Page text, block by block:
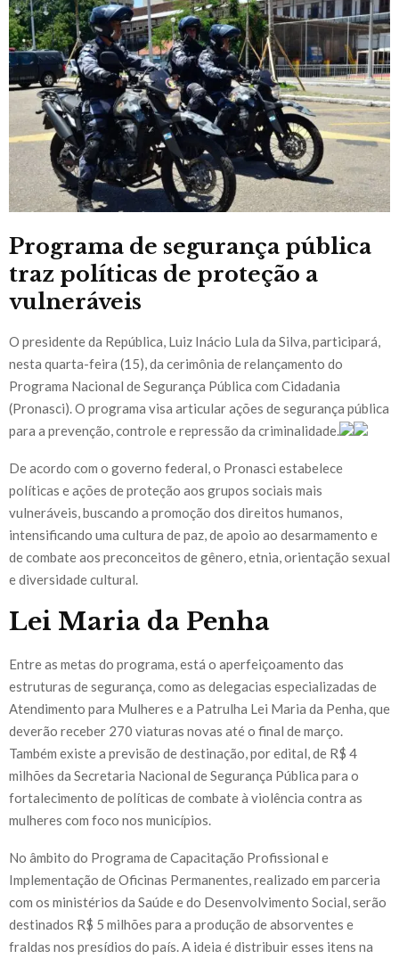
Programa de segurança pública
traz políticas de proteção a
vulneráveis
O presidente da República, Luiz Inácio Lula da Silva, participará,
nesta quarta-feira (15), da cerimônia de relançamento do
Programa Nacional de Segurança Pública com Cidadania
(Pronasci). O programa visa articular ações de segurança pública
para a prevenção, controle e repressão da criminalidade.
De acordo com o governo federal, o Pronasci estabelece
políticas e ações de proteção aos grupos sociais mais
vulneráveis, buscando a promoção dos direitos humanos,
intensificando uma cultura de paz, de apoio ao desarmamento e
de combate aos preconceitos de gênero, etnia, orientação sexual
e diversidade cultural.
Lei Maria da Penha
Entre as metas do programa, está o aperfeiçoamento das
estruturas de segurança, como as delegacias especializadas de
Atendimento para Mulheres e a Patrulha Lei Maria da Penha, que
deverão receber 270 viaturas novas até o final de março.
Também existe a previsão de destinação, por edital, de R$ 4
milhões da Secretaria Nacional de Segurança Pública para o
fortalecimento de políticas de combate à violência contra as
mulheres com foco nos municípios.
No âmbito do Programa de Capacitação Profissional e
Implementação de Oficinas Permanentes, realizado em parceria
com os ministérios da Saúde e do Desenvolvimento Social, serão
destinados R$ 5 milhões para a produção de absorventes e
fraldas nos presídios do país. A ideia é distribuir esses itens na